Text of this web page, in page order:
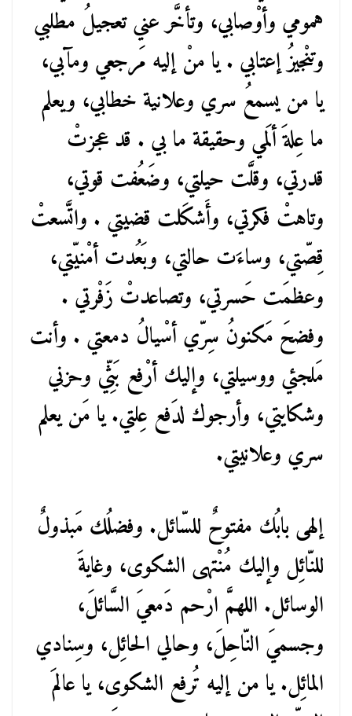
همومي وأوْصابي، وتأخَّر عني تعجيلُ مطلبي
وتنْجيزُ إعتابي . يا منْ إليه مَرجعي ومآبي،
يا من يسمعُ سري وعلانية خطابي، ويعلم
ما عِلةَ ألَمي وحقيقة ما بي . قد عجزتْ
قدرتي، وقلَّت حيلتي، وضَعُفت قوتي،
وتاهتْ فكرتي، وأَشكَلت قضيتي . واتَّسعتْ
قِصّتي، وساءَت حالتي، وبَعُدت أمْنيّتي،
وعظمَت حَسرتي، وتصاعدتْ زَفْرتي .
وفضحَ مَكنونُ سِرّي أسْيالُ دمعتي . وأنت
مَلجئي ووسيلتي، وإليك أرْفع بَثِّي وحزني
وشكايتي، وأرجوك لدَفع عِلتي. يا مَن يعلم
سري وعلانيتي.
إلهى بابُك مفتوحٌ للسّائل. وفضلُك مَبذولٌ
للنّائِل وإليك مُنْتهى الشكوى، وغايةَ
الوسائل. اللهمَّ ارْحم دَمعيَ السَّائلَ،
وجسميَ النّاحِلَ، وحالي الحائِل، وسِنادي
المائِل. يا من إليه تُرفع الشكوى، يا عالمَ